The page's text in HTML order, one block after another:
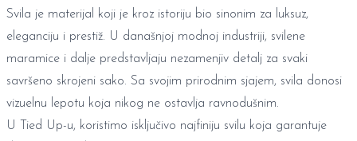
Svila je materijal koji je kroz istoriju bio sinonim za luksuz,
eleganciju i prestiž. U današnjoj modnoj industriji, svilene
maramice i dalje predstavljaju nezamenjiv detalj za svaki
savršeno skrojeni sako. Sa svojim prirodnim sjajem, svila donosi
vizuelnu lepotu koja nikog ne ostavlja ravnodušnim.
U Tied Up-u, koristimo isključivo najfiniju svilu koja garantuje